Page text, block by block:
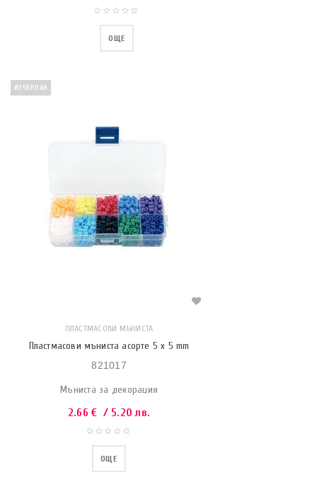
ОЩЕ
ИЗЧЕРПАН
ПЛАСТМАСОВИ МЪНИСТА
Пластмасови мъниста асорте 5 x 5 mm
821017
Мъниста за декорация
2.66€ / 5.20 лв.
ОЩЕ